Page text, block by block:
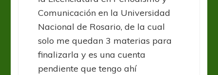
Comunicación en la Universidad
Nacional de Rosario, de la cual
solo me quedan 3 materias para
finalizarla y es una cuenta
pendiente que tengo ahí